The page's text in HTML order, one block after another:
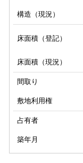
構造（現況）
床面積（登記）
床面積（現況）
間取り
敷地利用権
占有者
築年月